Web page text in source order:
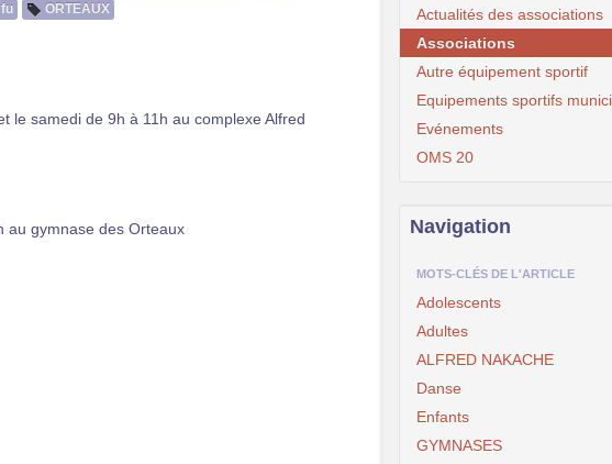
ORTEAUX
le samedi de 9h à 11h au complexe Alfred
au gymnase des Orteaux
Actualités des associations
Associations
Autre équipement sportif
Equipements sportifs
Evénements
OMS 20
Navigation
MOTS-CLÉS DE L'ARTICLE
Adolescents
Adultes
ALFRED NAKACHE
Danse
Enfants
GYMNASES